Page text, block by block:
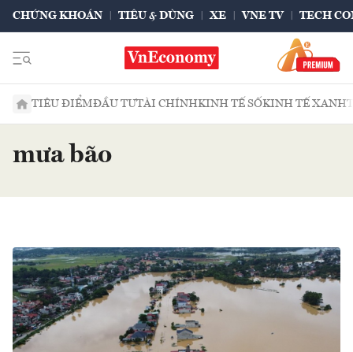
CHỨNG KHOÁN TIÊU & DÙNG XE VNE TV TECH
TIÊU ĐIỂMĐẦU TƯTÀI CHÍNHKINH TẾ SỐKINH TẾ XANH
mưa bão